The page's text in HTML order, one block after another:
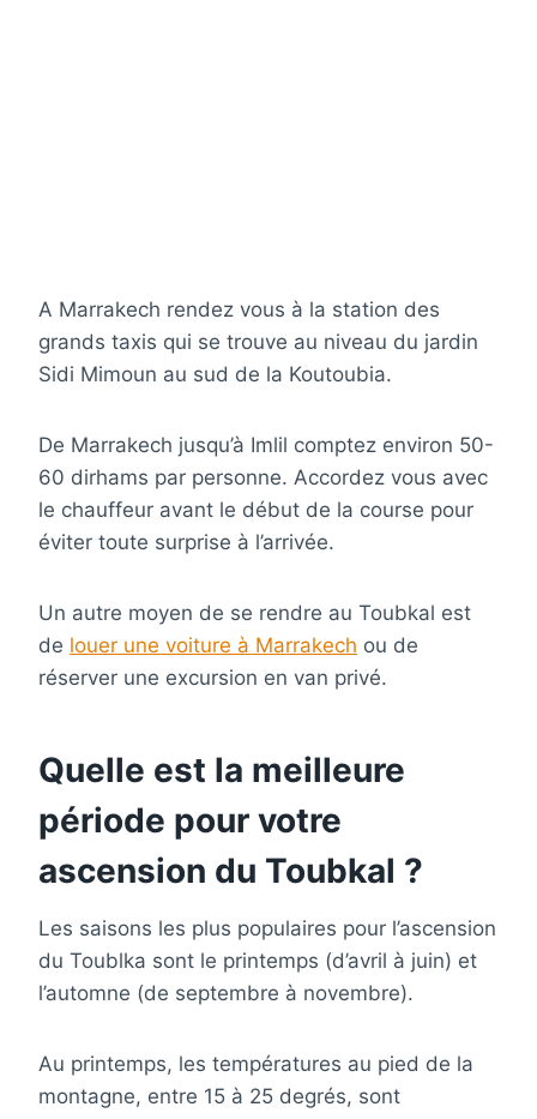
A Marrakech rendez vous à la station des
grands taxis qui se trouve au niveau du jardin
Sidi Mimoun au sud de la Koutoubia.
De Marrakech jusqu’à Imlil comptez environ 50-
60 dirhams par personne. Accordez vous avec
le chauffeur avant le début de la course pour
éviter toute surprise à l’arrivée.
Un autre moyen de se rendre au Toubkal est
de louer une voiture à Marrakech ou de
réserver une excursion en van privé.
Quelle est la meilleure
période pour votre
ascension du Toubkal ?
Les saisons les plus populaires pour l’ascension
du Toublka sont le printemps (d’avril à juin) et
l’automne (de septembre à novembre).
Au printemps, les températures au pied de la
montagne, entre 15 à 25 degrés, sont